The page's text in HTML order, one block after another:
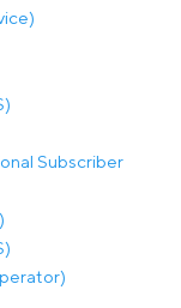
Subscriber